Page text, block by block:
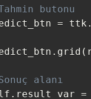
butonu
= ttk .
. grid (
alanı
. result_var =